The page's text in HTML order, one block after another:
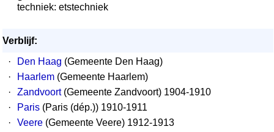
techniek: etstechniek
Verblijf:
·
Den Haag (Gemeente Den Haag)
·
Haarlem (Gemeente Haarlem)
·
Zandvoort(Gemeente Zandvoort) 1904-1910
·
Paris (Paris (dép.)) 1910-1911
·
Veere (Gemeente Veere) 1912-1913